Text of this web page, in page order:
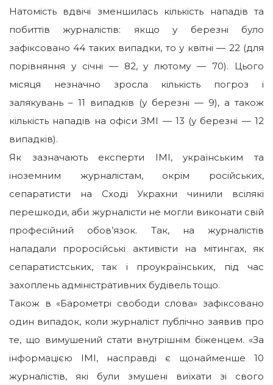
Натомість вдвічі зменшилась кількість нападів та
побиттів журналістів: якщо у березні було
зафіксовано 44 таких випадки, то у квітні — 22 (для
порівняння у січні — 82, у лютому — 70). Цього
місяця незначно зросла кількість погроз і
залякувань – 11 випадків (у березні — 9), а також
кількість нападів на офіси ЗМІ — 13 (у березні — 12
випадків).
Як зазначають експерти ІМІ, українським та
іноземним журналістам, окрім російських,
сепаратисти на Сході Украхни чинили всілякі
перешкоди, аби журналісти не могли виконати свій
професійний обов’язок. Так, на журналістів
нападали проросійські активісти на мітингах, як
сепаратистських, так і проукраїнських, під час
захоплень адміністративних будівель тощо.
Також в «Барометрі свободи слова» зафіксовано
один випадок, коли журналіст публічно заявив про
те, що вимушений стати внутрішнім біженцем. «За
інформацією ІМІ, насправді є щонайменше 10
журналістів, які були змушені виїхати зі свого